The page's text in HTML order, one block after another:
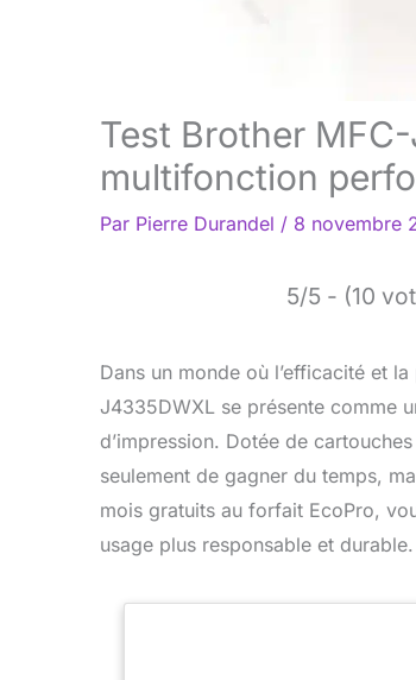
Test Brother
multifonction
Par Pierre Durandel / 8 novembre
5/5 - (10
Dans un monde où l’efficacité et
J4335DWXL se présente comme
d’impression. Dotée de
seulement de gagner du temps,
mois gratuits au forfait EcoPro,
usage plus responsable et durable.